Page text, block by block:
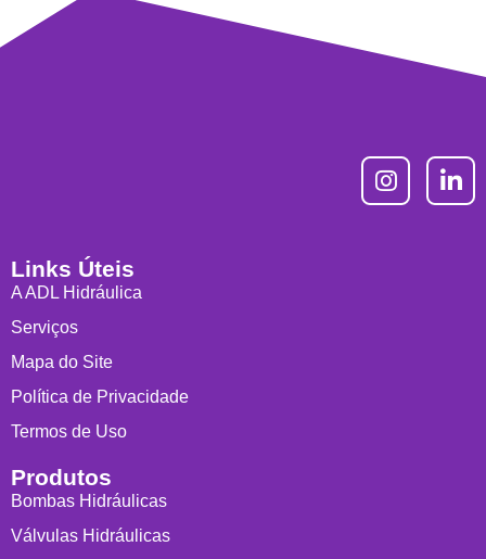
Links Úteis
A ADL Hidráulica
Serviços
Mapa do Site
Política de Privacidade
Termos de Uso
Produtos
Bombas Hidráulicas
Válvulas Hidráulicas